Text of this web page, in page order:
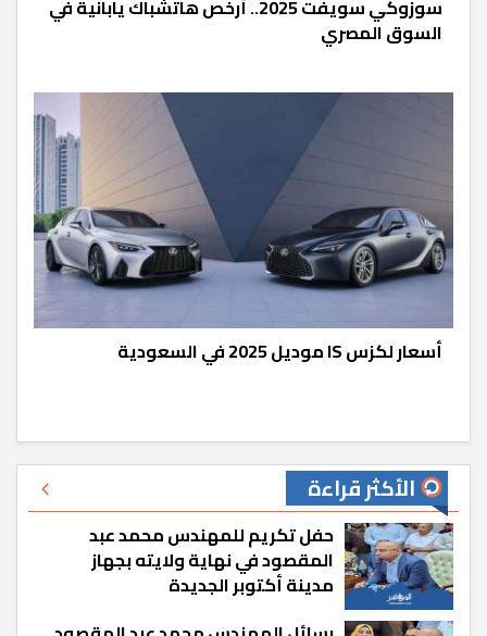
سوزوكي سويفت 2025.. أرخص هاتشباك يابانية في
السوق المصري
أسعار لكزس IS موديل 2025 في السعودية
الأكثر قراءة
حفل تكريم للمهندس محمد عبد
المقصود في نهاية ولايته بجهاز
مدينة أكتوبر الجديدة